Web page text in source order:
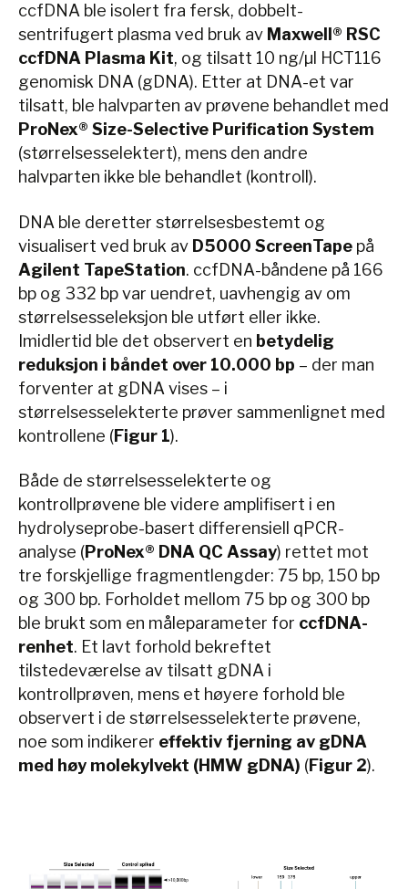
ccfDNA ble isolert fra fersk, dobbelt-
sentrifugert plasma ved bruk av Maxwell® RSC
ccfDNA Plasma Kit, og tilsatt 10 ng/µl HCT116
genomisk DNA (gDNA). Etter at DNA-et var
tilsatt, ble halvparten av prøvene behandlet med
ProNex® Size-Selective Purification System
(størrelsesselektert), mens den andre
halvparten ikke ble behandlet (kontroll).
DNA ble deretter størrelsesbestemt og
visualisert ved bruk av D5000 ScreenTape på
Agilent TapeStation. ccfDNA-båndene på 166
bp og 332 bp var uendret, uavhengig av om
størrelsesseleksjon ble utført eller ikke.
Imidlertid ble det observert en betydelig
reduksjon i båndet over 10.000 bp – der man
forventer at gDNA vises – i
størrelsesselekterte prøver sammenlignet med
kontrollene (Figur 1).
Både de størrelsesselekterte og
kontrollprøvene ble videre amplifisert i en
hydrolyseprobe-basert differensiell qPCR-
analyse (ProNex® DNA QC Assay) rettet mot
tre forskjellige fragmentlengder: 75 bp, 150 bp
og 300 bp. Forholdet mellom 75 bp og 300 bp
ble brukt som en måleparameter for ccfDNA-
renhet. Et lavt forhold bekreftet
tilstedeværelse av tilsatt gDNA i
kontrollprøven, mens et høyere forhold ble
observert i de størrelsesselekterte prøvene,
noe som indikerer effektiv fjerning av gDNA
med høy molekylvekt (HMW gDNA) (Figur 2).